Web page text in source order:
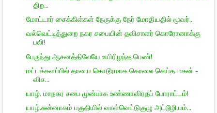
திற...
மோட்டார் சைக்கிள்கள் நேருக்கு நேர் மோதியதில் மூவர்...
வல்வெட்டித்துறை நகர சபையின் தவிசாளர் கொரோனாக்கு
பலி!
பேருந்து ஆசனத்திலேயே உயிரிழந்த பெண்!
மட்டக்களப்பில் தாயை கொடூரமாக கொலை செய்த மகன் -
விச...
யாழ். மாநகர சபை முன்பாக உண்ணாவிரதப் போராட்டம்!
யாழ்.சுன்னாகம் பகுதியில் வாள்வெட்டுகுழு அட்டூழியம்...